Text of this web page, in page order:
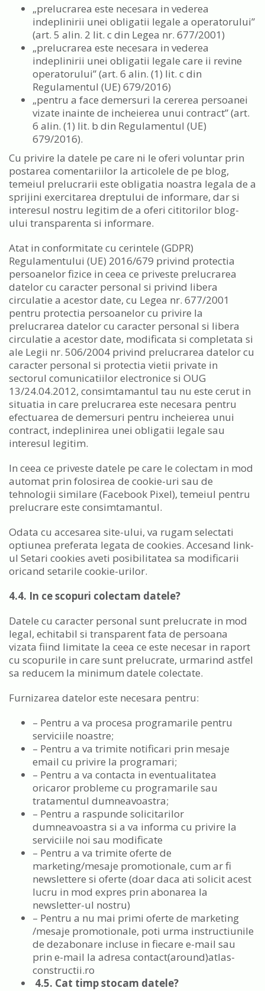
„prelucrarea este necesara in vederea
indeplinirii unei obligatii legale a operatorului”
(art. 5 alin. 2 lit. c din Legea nr. 677/2001)
„prelucrarea este necesara in vederea
indeplinirii unei obligatii legale care ii revine
operatorului” (art. 6 alin. (1) lit. c din
Regulamentul (UE) 679/2016)
„pentru a face demersuri la cererea persoanei
vizate inainte de incheierea unui contract” (art.
6 alin. (1) lit. b din Regulamentul (UE)
679/2016).
Cu privire la datele pe care ni le oferi voluntar prin
postarea comentariilor la articolele de pe blog,
temeiul prelucrarii este obligatia noastra legala de a
sprijini exercitarea dreptului de informare, dar si
interesul nostru legitim de a oferi cititorilor blog-
ului transparenta si informare.
Atat in conformitate cu cerintele (GDPR)
Regulamentului (UE) 2016/679 privind protectia
persoanelor fizice in ceea ce priveste prelucrarea
datelor cu caracter personal si privind libera
circulatie a acestor date, cu Legea nr. 677/2001
pentru protectia persoanelor cu privire la
prelucrarea datelor cu caracter personal si libera
circulatie a acestor date, modificata si completata si
ale Legii nr. 506/2004 privind prelucrarea datelor cu
caracter personal si protectia vietii private in
sectorul comunicatiilor electronice si OUG
13/24.04.2012, consimtamantul tau nu este cerut in
situatia in care prelucrarea este necesara pentru
efectuarea de demersuri pentru incheierea unui
contract, indeplinirea unei obligatii legale sau
interesul legitim.
In ceea ce priveste datele pe care le colectam in mod
automat prin folosirea de cookie-uri sau de
tehnologii similare (Facebook Pixel), temeiul pentru
prelucrare este consimtamantul.
Odata cu accesarea site-ului, va rugam selectati
optiunea preferata legata de cookies. Accesand link-
ul Setari cookies aveti posibilitatea sa modificarii
oricand setarile cookie-urilor.
4.4. In ce scopuri colectam datele?
Datele cu caracter personal sunt prelucrate in mod
legal, echitabil si transparent fata de persoana
vizata fiind limitate la ceea ce este necesar in raport
cu scopurile in care sunt prelucrate, urmarind astfel
sa reducem la minimum datele colectate.
Furnizarea datelor este necesara pentru:
– Pentru a va procesa programarile pentru
serviciile noastre;
– Pentru a va trimite notificari prin mesaje
email cu privire la programari;
– Pentru a va contacta in eventualitatea
oricaror probleme cu programarile sau
tratamentul dumneavoastra;
– Pentru a raspunde solicitarilor
dumneavoastra si a va informa cu privire la
serviciile noi sau modificate
– Pentru a va trimite oferte de
marketing/mesaje promotionale, cum ar fi
newslettere si oferte (doar daca ati solicit acest
lucru in mod expres prin abonarea la
newsletter-ul nostru)
– Pentru a nu mai primi oferte de marketing
/mesaje promotionale, poti urma instructiunile
de dezabonare incluse in fiecare e-mail sau
prin e-mail la adresa contact(around)atlas-
constructii.ro
4.5. Cat timp stocam datele?